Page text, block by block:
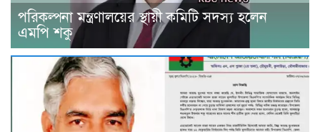
পরিকল্পনা মন্ত্রণালয়ের স্থায়ী কমিটি সদস্য হলেন
এমপি শকু